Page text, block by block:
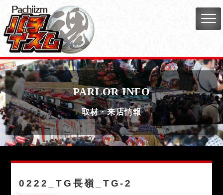
PARLOR INFO
取材・来店情報
0222_TG長嶺_TG-2